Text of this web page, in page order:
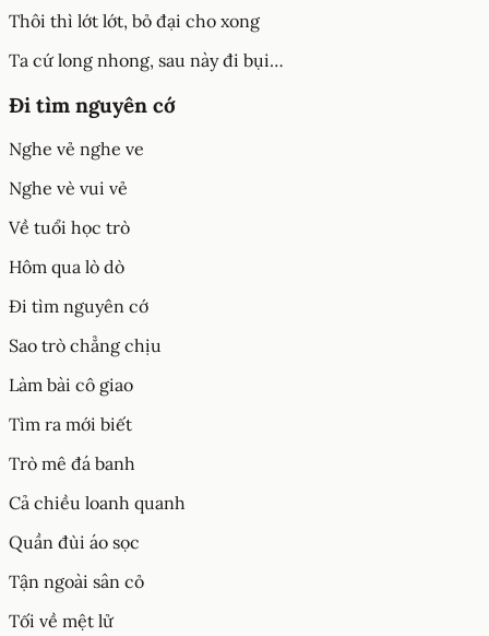
Thôi thì lớt lớt, bỏ đại cho xong
Ta cứ long nhong, sau này đi bụi…
Đi tìm nguyên cớ
Nghe vẻ nghe ve
Nghe vè vui vẻ
Về tuổi học trò
Hôm qua lò dò
Đi tìm nguyên cớ
Sao trò chẳng chịu
Làm bài cô giao
Tìm ra mới biết
Trò mê đá banh
Cả chiều loanh quanh
Quần đùi áo sọc
Tận ngoài sân cỏ
Tối về mệt lử